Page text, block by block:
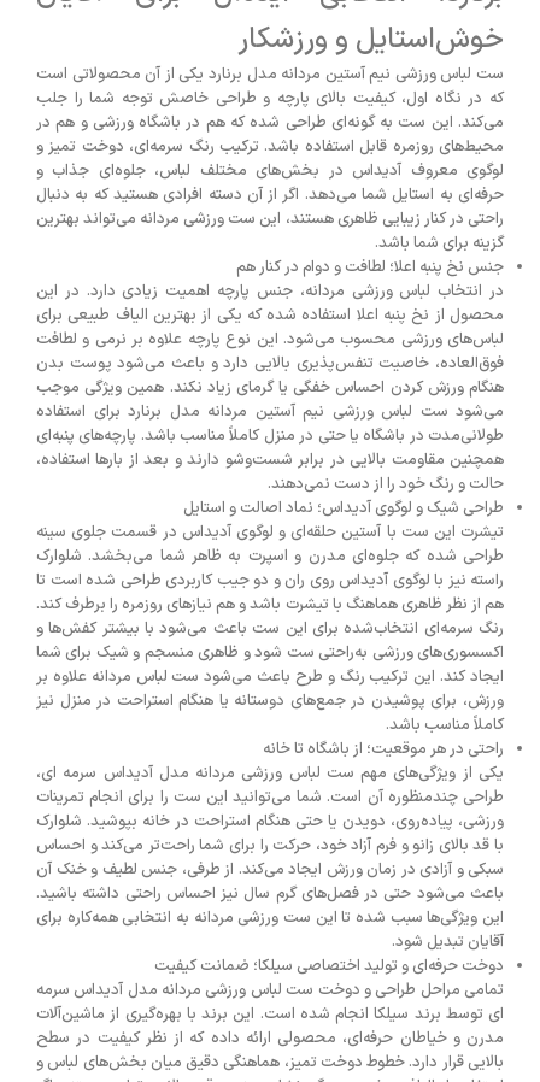
خوش‌استایل و ورزشکار
ست لباس ورزشی نیم آستین مردانه مدل برنارد یکی از آن محصولاتی است
که در نگاه اول، کیفیت بالای پارچه و طراحی خاصش توجه شما را جلب
می‌کند. این ست به گونه‌ای طراحی شده که هم در باشگاه ورزشی و هم در
محیط‌های روزمره قابل استفاده باشد. ترکیب رنگ سرمه‌ای، دوخت تمیز و
لوگوی معروف آدیداس در بخش‌های مختلف لباس، جلوه‌ای جذاب و
حرفه‌ای به استایل شما می‌دهد. اگر از آن دسته افرادی هستید که به دنبال
راحتی در کنار زیبایی ظاهری هستند، این ست ورزشی مردانه می‌تواند بهترین
گزینه برای شما باشد.
جنس نخ پنبه اعلا؛ لطافت و دوام در کنار هم
در انتخاب لباس ورزشی مردانه، جنس پارچه اهمیت زیادی دارد. در این
محصول از نخ پنبه اعلا استفاده شده که یکی از بهترین الیاف طبیعی برای
لباس‌های ورزشی محسوب می‌شود. این نوع پارچه علاوه بر نرمی و لطافت
فوق‌العاده، خاصیت تنفس‌پذیری بالایی دارد و باعث می‌شود پوست بدن
هنگام ورزش کردن احساس خفگی یا گرمای زیاد نکند. همین ویژگی موجب
می‌شود ست لباس ورزشی نیم آستین مردانه مدل برنارد برای استفاده
طولانی‌مدت در باشگاه یا حتی در منزل کاملاً مناسب باشد. پارچه‌های پنبه‌ای
همچنین مقاومت بالایی در برابر شست‌وشو دارند و بعد از بارها استفاده،
حالت و رنگ خود را از دست نمی‌دهند.
طراحی شیک و لوگوی آدیداس؛ نماد اصالت و استایل
تیشرت این ست با آستین حلقه‌ای و لوگوی آدیداس در قسمت جلوی سینه
طراحی شده که جلوه‌ای مدرن و اسپرت به ظاهر شما می‌بخشد. شلوارک
راسته نیز با لوگوی آدیداس روی ران و دو جیب کاربردی طراحی شده است تا
هم از نظر ظاهری هماهنگ با تیشرت باشد و هم نیازهای روزمره را برطرف کند.
رنگ سرمه‌ای انتخاب‌شده برای این ست باعث می‌شود با بیشتر کفش‌ها و
اکسسوری‌های ورزشی به‌راحتی ست شود و ظاهری منسجم و شیک برای شما
ایجاد کند. این ترکیب رنگ و طرح باعث می‌شود ست لباس مردانه علاوه بر
ورزش، برای پوشیدن در جمع‌های دوستانه یا هنگام استراحت در منزل نیز
کاملاً مناسب باشد.
راحتی در هر موقعیت؛ از باشگاه تا خانه
یکی از ویژگی‌های مهم ست لباس ورزشی مردانه مدل آدیداس سرمه ای،
طراحی چندمنظوره آن است. شما می‌توانید این ست را برای انجام تمرینات
ورزشی، پیاده‌روی، دویدن یا حتی هنگام استراحت در خانه بپوشید. شلوارک
با قد بالای زانو و فرم آزاد خود، حرکت را برای شما راحت‌تر می‌کند و احساس
سبکی و آزادی در زمان ورزش ایجاد می‌کند. از طرفی، جنس لطیف و خنک آن
باعث می‌شود حتی در فصل‌های گرم سال نیز احساس راحتی داشته باشید.
این ویژگی‌ها سبب شده تا این ست ورزشی مردانه به انتخابی همه‌کاره برای
آقایان تبدیل شود.
دوخت حرفه‌ای و تولید اختصاصی سیلکا؛ ضمانت کیفیت
تمامی مراحل طراحی و دوخت ست لباس ورزشی مردانه مدل آدیداس سرمه
ای توسط برند سیلکا انجام شده است. این برند با بهره‌گیری از ماشین‌آلات
مدرن و خیاطان حرفه‌ای، محصولی ارائه داده که از نظر کیفیت در سطح
بالایی قرار دارد. خطوط دوخت تمیز، هماهنگی دقیق میان بخش‌های لباس و